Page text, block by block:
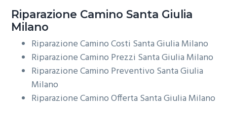
Riparazione Camino Santa Giulia
Milano
Riparazione Camino Costi Santa Giulia Milano
Riparazione Camino Prezzi Santa Giulia Milano
Riparazione Camino Preventivo Santa Giulia
Milano
Riparazione Camino Offerta Santa Giulia Milano